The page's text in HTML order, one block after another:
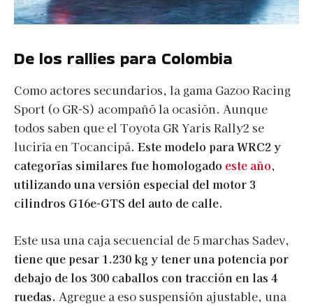
De los rallies para Colombia
Como actores secundarios, la gama Gazoo Racing
Sport (o GR-S) acompañó la ocasión. Aunque
todos saben que el Toyota GR Yaris Rally2 se
luciría en Tocancipá. Este modelo para WRC2 y
categorías similares fue homologado este año,
utilizando una versión especial del motor 3
cilindros G16e-GTS del auto de calle.
Este usa una caja secuencial de 5 marchas Sadev,
tiene que pesar 1.230 kg y tener una potencia por
debajo de los 300 caballos con tracción en las 4
ruedas. Agregue a eso suspensión ajustable, una